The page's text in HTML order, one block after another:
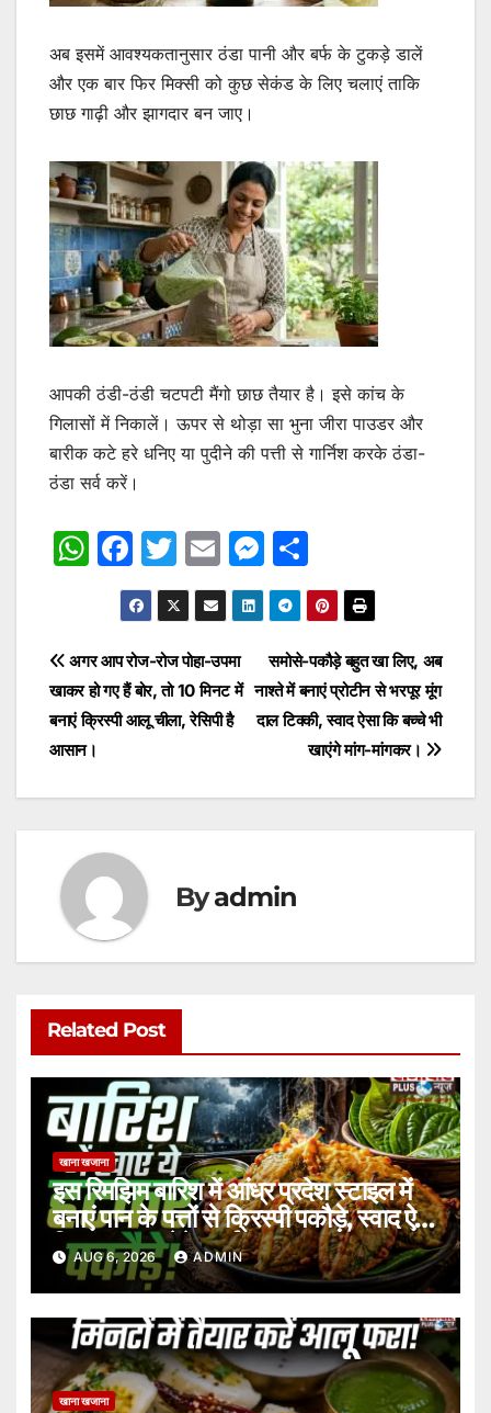
अब इसमें आवश्यकतानुसार ठंडा पानी और बर्फ के टुकड़े डालें
और एक बार फिर मिक्सी को कुछ सेकंड के लिए चलाएं ताकि
छाछ गाढ़ी और झागदार बन जाए।
आपकी ठंडी-ठंडी चटपटी मैंगो छाछ तैयार है। इसे कांच के
गिलासों में निकालें। ऊपर से थोड़ा सा भुना जीरा पाउडर और
बारीक कटे हरे धनिए या पुदीने की पत्ती से गार्निश करके ठंडा-
ठंडा सर्व करें।
W
s
A
p
p
F
a
c
e
b
o
k
T
w
itt
er
E
m
ai
l
M
e
s
s
e
n
er
h
ar
e
Post
navigation
समोसे-पकौड़े बहुत खा लिए, अब
नाश्ते में बनाएं प्रोटीन से भरपूर मूंग
दाल टिक्की, स्वाद ऐसा कि बच्चे भी
खाएंगे मांग-मांगकर।
अगर आप रोज-रोज पोहा-उपमा
खाकर हो गए हैं बोर, तो 10 मिनट में
बनाएं क्रिस्पी आलू चीला, रेसिपी है
आसान।
Byadmin
Related Post
खाना खजाना
इस रिमझिम बारिश में आंध्र प्रदेश स्टाइल में
बनाएं पान के पत्तों से क्रिस्पी पकौड़े, स्वाद ऐसा
कि बार-बार करेंगे ट्राई।
AUG 6, 2026 ADMIN
खाना खजाना